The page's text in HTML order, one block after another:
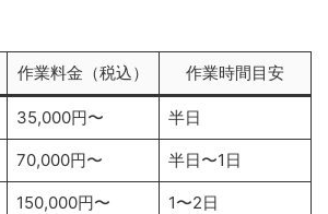
作業料金（税込） 作業時間目安
35,000円〜 半日
70,000円〜 半日〜1日
150,000円〜 1〜2日